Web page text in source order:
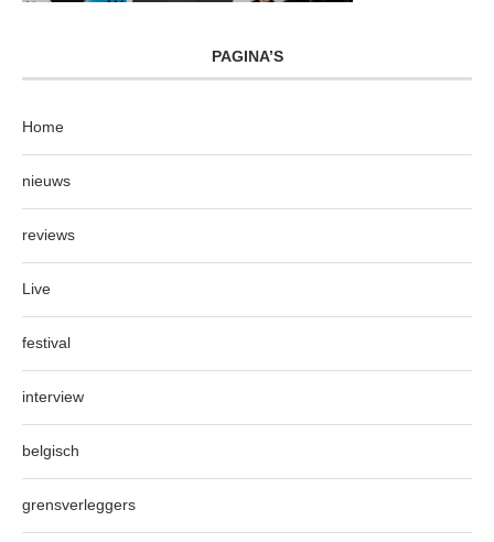
PAGINA’S
Home
nieuws
reviews
Live
festival
interview
belgisch
grensverleggers